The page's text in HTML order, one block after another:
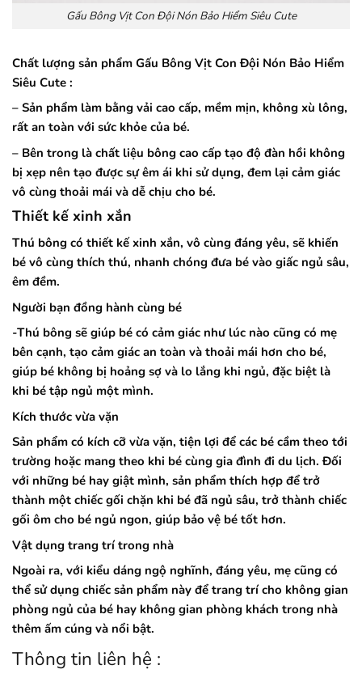
Gấu Bông Vịt Con Đội Nón Bảo Hiểm Siêu Cute
Chất lượng sản phẩm Gấu Bông Vịt Con Đội Nón Bảo Hiểm
Siêu Cute :
– Sản phẩm làm bằng vải cao cấp, mềm mịn, không xù lông,
rất an toàn với sức khỏe của bé.
– Bên trong là chất liệu bông cao cấp tạo độ đàn hồi không
bị xẹp nên tạo được sự êm ái khi sử dụng, đem lại cảm giác
vô cùng thoải mái và dễ chịu cho bé.
Thiết kế xinh xắn
Thú bông có thiết kế xinh xắn, vô cùng đáng yêu, sẽ khiến
bé vô cùng thích thú, nhanh chóng đưa bé vào giấc ngủ sâu,
êm đềm.
Người bạn đồng hành cùng bé
-Thú bông sẽ giúp bé có cảm giác như lúc nào cũng có mẹ
bên cạnh, tạo cảm giác an toàn và thoải mái hơn cho bé,
giúp bé không bị hoảng sợ và lo lắng khi ngủ, đặc biệt là
khi bé tập ngủ một mình.
Kích thước vừa vặn
Sản phẩm có kích cỡ vừa vặn, tiện lợi để các bé cầm theo tới
trường hoặc mang theo khi bé cùng gia đình đi du lịch. Đối
với những bé hay giật mình, sản phẩm thích hợp để trở
thành một chiếc gối chặn khi bé đã ngủ sâu, trở thành chiếc
gối ôm cho bé ngủ ngon, giúp bảo vệ bé tốt hơn.
Vật dụng trang trí trong nhà
Ngoài ra, với kiểu dáng ngộ nghĩnh, đáng yêu, mẹ cũng có
thể sử dụng chiếc sản phẩm này để trang trí cho không gian
phòng ngủ của bé hay không gian phòng khách trong nhà
thêm ấm cúng và nổi bật.
Thông tin liên hệ :